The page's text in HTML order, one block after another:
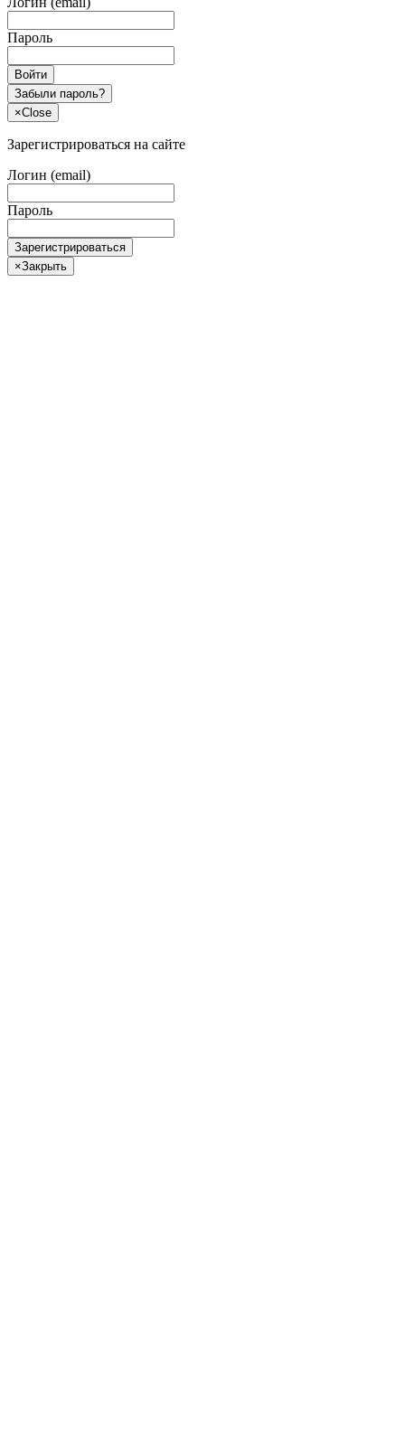
Пароль
Войти
Забыли пароль?
×Close
Зарегистрироваться на сайте
Логин (email)
Пароль
Зарегистрироваться
×Закрыть